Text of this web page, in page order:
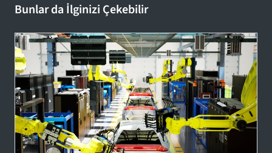
Bunlar da İlginizi Çekebilir